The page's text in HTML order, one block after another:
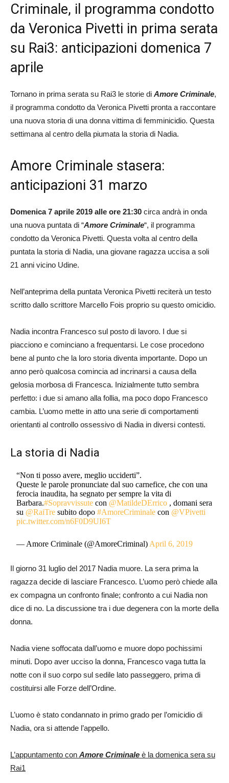
Criminale, il programma condotto
da Veronica Pivetti in prima serata
su Rai3: anticipazioni domenica 7
aprile
Tornano in prima serata su Rai3 le storie di Amore Criminale,
il programma condotto da Veronica Pivetti pronta a raccontare
una nuova storia di una donna vittima di femminicidio. Questa
settimana al centro della piumata la storia di Nadia.
Amore Criminale stasera:
anticipazioni 31 marzo
Domenica 7 aprile 2019 alle ore 21:30 circa andrà in onda
una nuova puntata di “Amore Criminale“, il programma
condotto da Veronica Pivetti. Questa volta al centro della
puntata la storia di Nadia, una giovane ragazza uccisa a soli
21 anni vicino Udine.
Nell’anteprima della puntata Veronica Pivetti reciterà un testo
scritto dallo scrittore Marcello Fois proprio su questo omicidio.
Nadia incontra Francesco sul posto di lavoro. I due si
piacciono e cominciano a frequentarsi. Le cose procedono
bene al punto che la loro storia diventa importante. Dopo un
anno però qualcosa comincia ad incrinarsi a causa della
gelosia morbosa di Francesca. Inizialmente tutto sembra
perfetto: i due si amano alla follia, ma poco dopo Francesco
cambia. L’uomo mette in atto una serie di comportamenti
orientanti al controllo ossessivo di Nadia in diversi contesti.
La storia di Nadia
“Non ti posso avere, meglio ucciderti”.
Queste le parole pronunciate dal suo carnefice, che con una
ferocia inaudita, ha segnato per sempre la vita di
Barbara.#Sopravvissute con @MatildeDErrico , domani sera
su @RaiTre subito dopo#AmoreCriminale con @VPivetti
pic.twitter.com/n6F0D9UI6T
— Amore Criminale (@AmoreCriminal) April 6, 2019
Il giorno 31 luglio del 2017 Nadia muore. La sera prima la
ragazza decide di lasciare Francesco. L’uomo però chiede alla
ex compagna un confronto finale; confronto a cui Nadia non
dice di no. La discussione tra i due degenera con la morte della
donna.
Nadia viene soffocata dall’uomo e muore dopo pochissimi
minuti. Dopo aver ucciso la donna, Francesco vaga tutta la
notte con il suo corpo sul sedile lato passeggero, prima di
costituirsi alle Forze dell’Ordine.
L’uomo è stato condannato in primo grado per l’omicidio di
Nadia, ora si attende l’appello.
L’appuntamento con Amore Criminale è la domenica sera su
Rai1